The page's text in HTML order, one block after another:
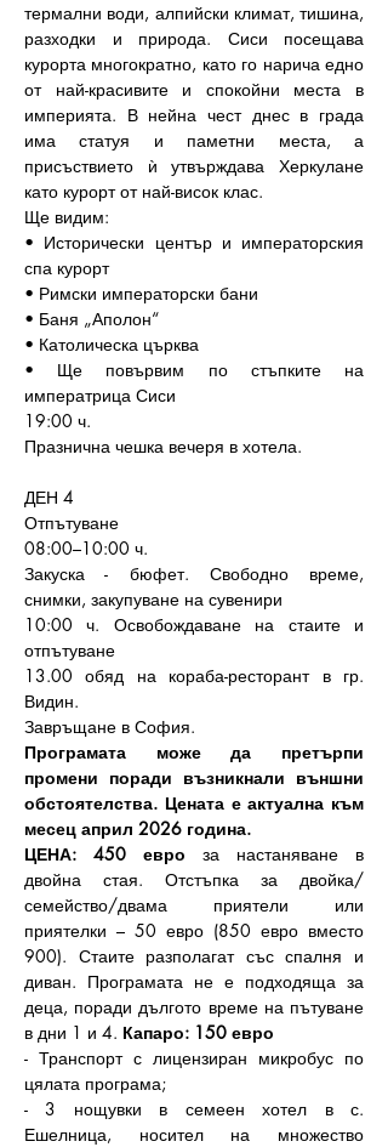
термални води, алпийски климат, тишина,
разходки и природа. Сиси посещава
курорта многократно, като го нарича едно
от най-красивите и спокойни места в
империята. В нейна чест днес в града
има статуя и паметни места, а
присъствието ѝ утвърждава Херкулане
като курорт от най-висок клас.
Ще видим:
• Исторически център и императорския
спа курорт
• Римски императорски бани
• Баня „Аполон“
• Католическа църква
• Ще повървим по стъпките на
императрица Сиси
19:00 ч.
Празнична чешка вечеря в хотела.
ДЕН 4
Отпътуване
08:00–10:00 ч.
Закуска - бюфет. Свободно време,
снимки, закупуване на сувенири
10:00 ч. Освобождаване на стаите и
отпътуване
13.00 обяд на кораба-ресторант в гр.
Видин.
Завръщане в София.
Програмата може да претърпи
промени поради възникнали външни
обстоятелства. Цената е актуална към
месец април 2026 година.
ЦЕНА: 450 евро за настаняване в
двойна стая. Отстъпка за двойка/
семейство/двама приятели или
приятелки – 50 евро (850 евро вместо
900). Стаите разполагат със спалня и
диван. Програмата не е подходяща за
деца, поради дългото време на пътуване
в дни 1 и 4. Капаро: 150 евро
- Транспорт с лицензиран микробус по
цялата програма;
- 3 нощувки в семеен хотел в с.
Ешелница, носител на множество